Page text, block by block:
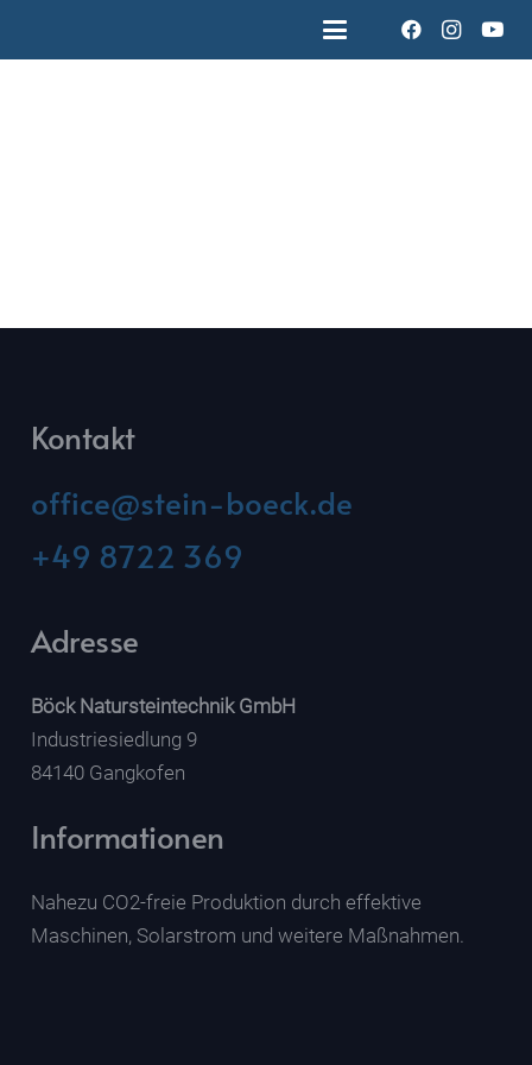
Kontakt
office@stein-boeck.de
+49 8722 369
Adresse
Böck Natursteintechnik GmbH
Industriesiedlung 9
84140 Gangkofen
Informationen
Nahezu CO2-freie Produktion durch effektive
Maschinen, Solarstrom und weitere Maßnahmen.